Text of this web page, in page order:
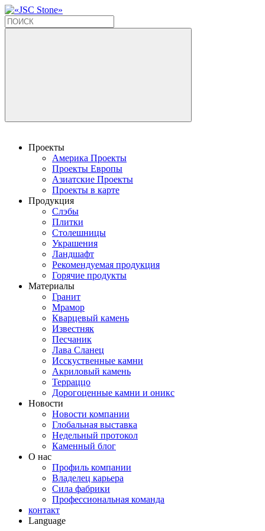
Проекты
Америка Проекты
Проекты Европы
Азиатские Проекты
Проекты в карте
Продукция
Слэбы
Плитки
Столешницы
Украшения
Ландшафт
Рекомендуемая продукция
Горячие продукты
Материалы
Гранит
Мрамор
Кварцевый камень
Известняк
Песчаник
Лава Сланец
Исскуственные камни
Акриловый камень
Терраццо
Дорогоценные камни и оникс
Новости
Новости компании
Глобальная выставка
Недельный протокол
Каменный блог
О нас
Профиль компании
Владелец карьера
Сила фабрики
Профессиональная команда
контакт
Language